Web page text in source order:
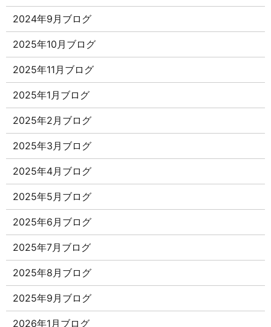
2024年9月ブログ
2025年10月ブログ
2025年11月ブログ
2025年1月ブログ
2025年2月ブログ
2025年3月ブログ
2025年4月ブログ
2025年5月ブログ
2025年6月ブログ
2025年7月ブログ
2025年8月ブログ
2025年9月ブログ
2026年1月ブログ